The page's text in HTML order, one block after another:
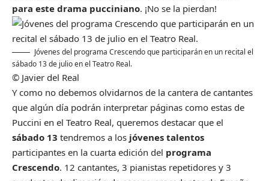
para este drama pucciniano. ¡No se la pierdan!
Jóvenes del programa Crescendo que participarán en un recital el
sábado 13 de julio en el Teatro Real.
© Javier del Real
Y como no debemos olvidarnos de la cantera de cantantes
que algún día podrán interpretar páginas como estas de
Puccini en el Teatro Real, queremos destacar que el
sábado 13 tendremos a los jóvenes talentos
participantes en la cuarta edición del programa
Crescendo. 12 cantantes, 3 pianistas repetidores y 3